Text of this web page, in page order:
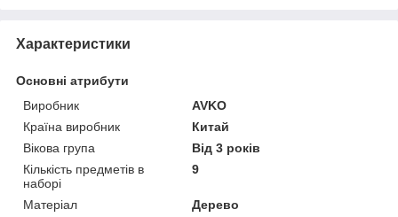
Характеристики
Основні атрибути
Виробник
AVKO
Країна виробник
Китай
Вікова група
Від 3 років
Кількість предметів в
наборі
9
Матеріал
Дерево